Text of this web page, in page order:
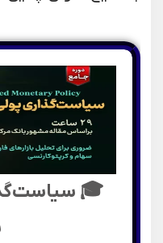
🎓